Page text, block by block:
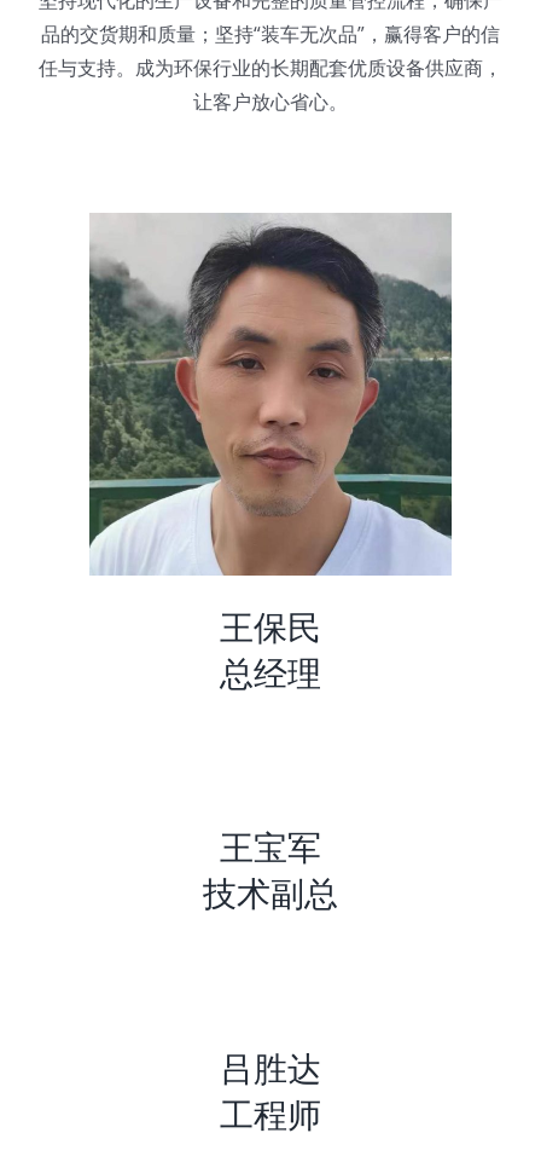
品的交货期和质量；坚持“装车无次品”，赢得客户的信
任与支持。成为环保行业的长期配套优质设备供应商，
让客户放心省心。
王保民
总经理
王宝军
技术副总
吕胜达
工程师